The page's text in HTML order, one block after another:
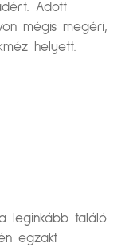
Adott
mégis megéri,
helyett.
leginkább találó
egzakt